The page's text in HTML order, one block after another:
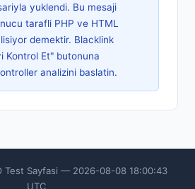
yuklendi. Bu mesaji
tarafli PHP ve HTML
demektir. Blacklink
Kontrol Et" butonuna
analizini baslatin.
Test Sayfasi — 2026-08-08 18:00:43
UTC